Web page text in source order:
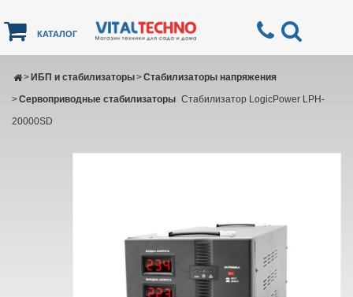
КАТАЛОГ
ИБП и стабилизаторы
> Стабилизаторы напряжения
>
Сервоприводные стабилизаторы
>
Стабилизатор LogicPower LPH-
20000SD